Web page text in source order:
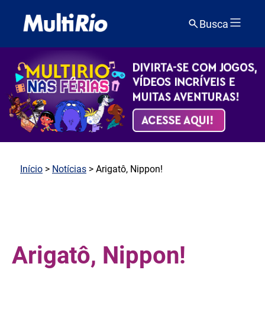
Busca
Início > Notícias > Arigatô, Nippon!
Arigatô, Nippon!